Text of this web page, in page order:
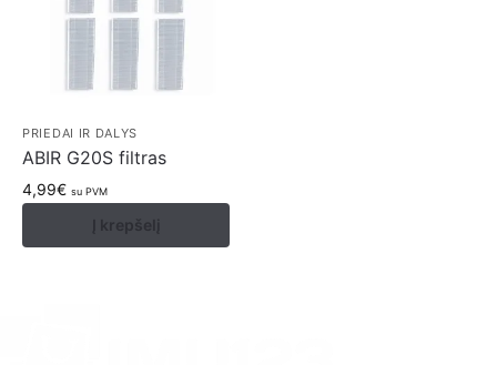
PRIEDAI IR DALYS
ABIR G20S filtras
4,99€ su PVM
Į krepšelį